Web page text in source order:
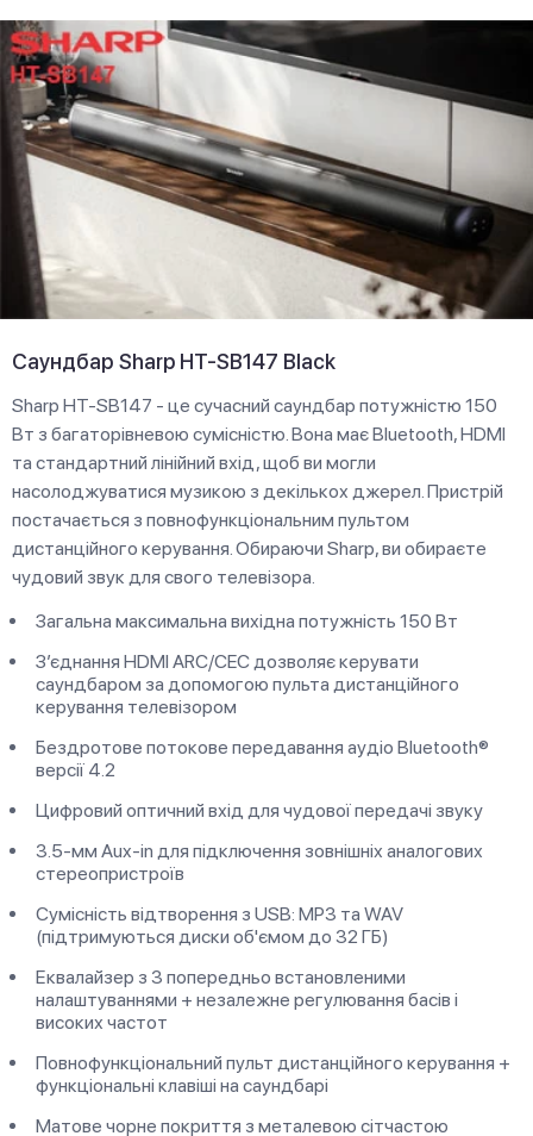
Саундбар Sharp HT-SB147 Black
Sharp HT-SB147 - це сучасний саундбар потужністю 150
Вт з багаторівневою сумісністю. Вона має Bluetooth, HDMI
та стандартний лінійний вхід, щоб ви могли
насолоджуватися музикою з декількох джерел. Пристрій
постачається з повнофункціональним пультом
дистанційного керування. Обираючи Sharp, ви обираєте
чудовий звук для свого телевізора.
Загальна максимальна вихідна потужність 150 Вт
З’єднання HDMI ARC/CEC дозволяє керувати
саундбаром за допомогою пульта дистанційного
керування телевізором
Бездротове потокове передавання аудіо Bluetooth®
версії 4.2
Цифровий оптичний вхід для чудової передачі звуку
3.5-мм Aux-in для підключення зовнішніх аналогових
стереопристроїв
Сумісність відтворення з USB: MP3 та WAV
(підтримуються диски об'ємом до 32 ГБ)
Еквалайзер з 3 попередньо встановленими
налаштуваннями + незалежне регулювання басів і
високих частот
Повнофункціональний пульт дистанційного керування +
функціональні клавіші на саундбарі
Матове чорне покриття з металевою сітчастою